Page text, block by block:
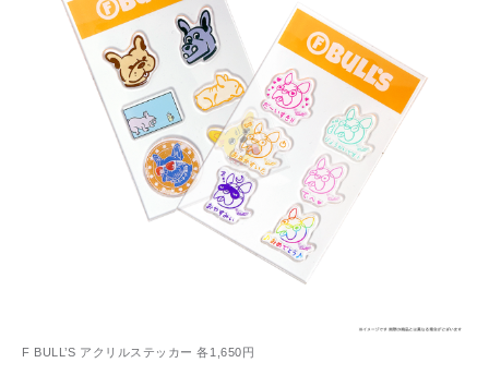
F BULL’S アクリルステッカー 各1,650円